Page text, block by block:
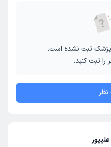
پزشک ثبت نشده است.
را ثبت کنید.